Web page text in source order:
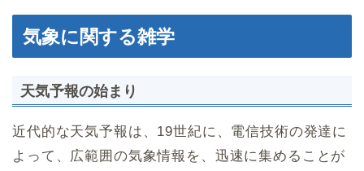
気象に関する雑学
天気予報の始まり
近代的な天気予報は、19世紀に、電信技術の発達に
よって、広範囲の気象情報を、迅速に集めることが